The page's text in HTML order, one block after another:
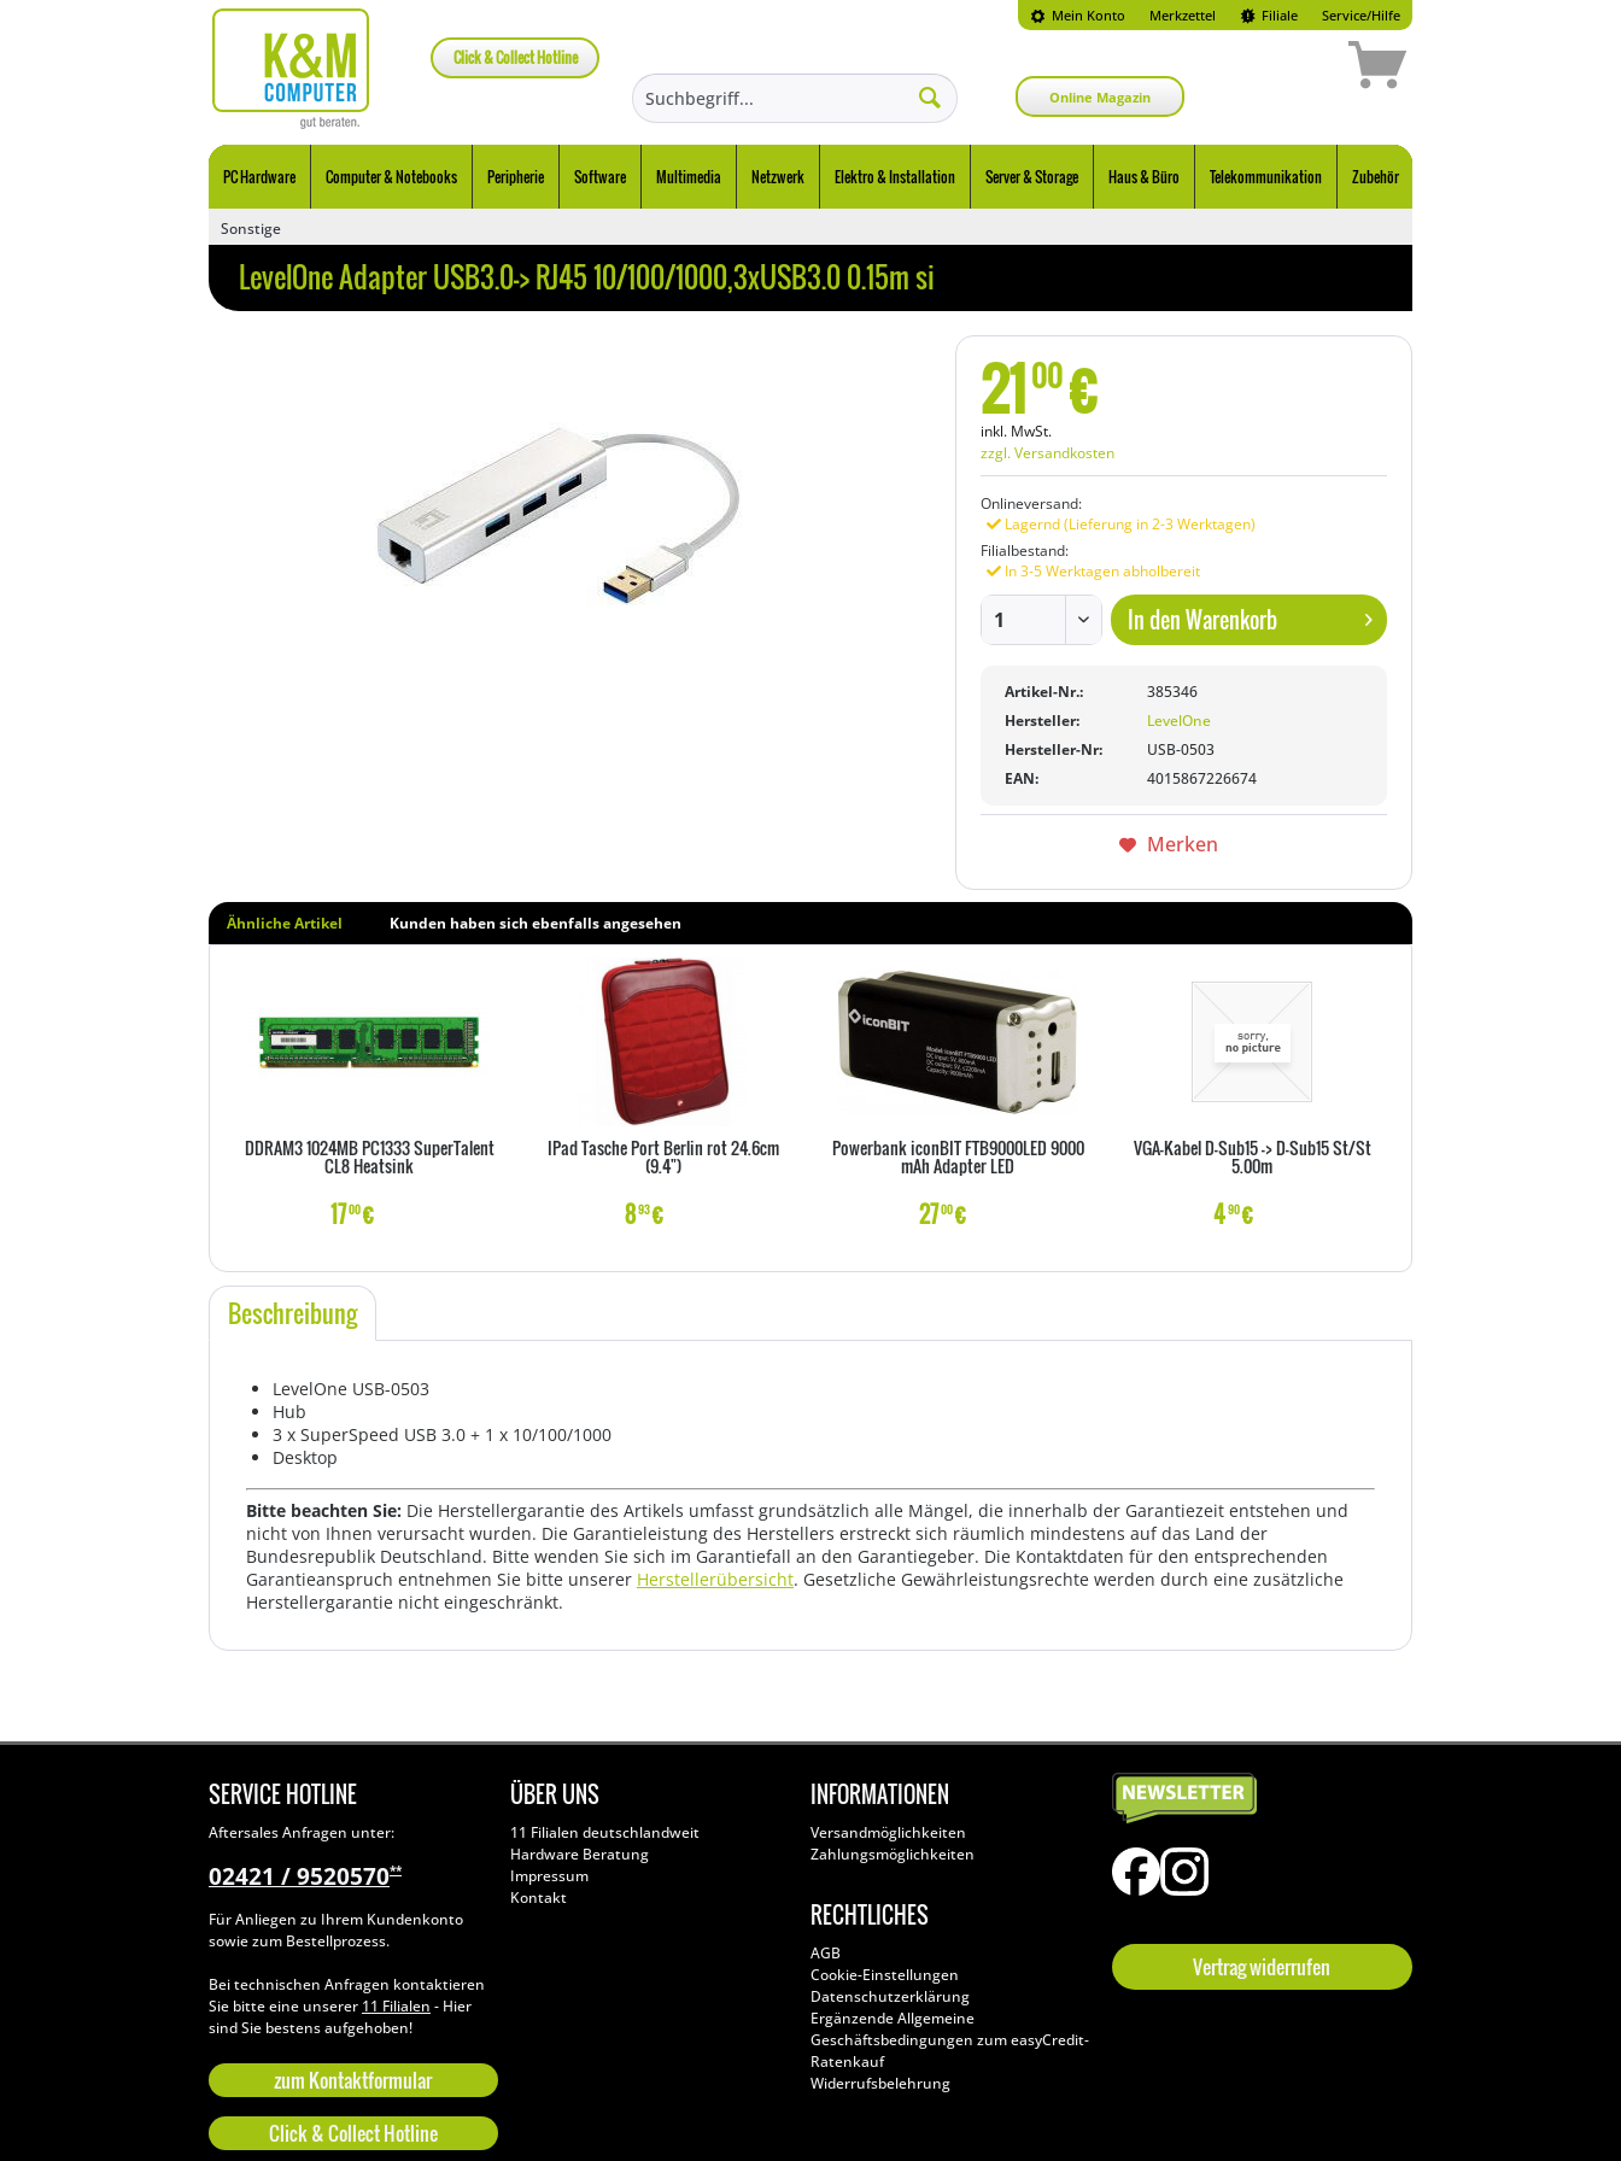
Mein Konto Merkzettel
Click & Collect Hotline
Filiale Service/Hilfe
Online Magazin
PC Hardware Computer & Notebooks Peripherie Software Multimedia Netzwerk Elektro & Installation Server & Storage Haus & Büro Telekommunikation Zubehör
Sonstige
LevelOne Adapter USB3.0-> RJ45 10/100/1000,3xUSB3.0 0.15m si
2100€
inkl. MwSt.
zzgl. Versandkosten
Onlineversand:
Lagernd (Lieferung in 2-3 Werktagen)
Filialbestand:
In 3-5 Werktagen abholbereit
In denWarenkorb
Artikel-Nr.:
385346
Hersteller:
LevelOne
Hersteller-Nr:
USB-0503
EAN:
4015867226674
Merken
Ähnliche Artikel Kunden haben sich ebenfalls angesehen
DDRAM3 1024MB PC1333 SuperTalent
CL8 Heatsink
1700€
IPad Tasche Port Berlin rot 24.6cm
(9.4")
893€
Powerbank iconBIT FTB9000LED 9000
mAh Adapter LED
2700€
VGA-Kabel D-Sub15 -> D-Sub15 St/St
5.00m
490€
Beschreibung
LevelOne USB-0503
Hub
3 x SuperSpeed USB 3.0 + 1 x 10/100/1000
Desktop
Bitte beachten Sie: Die Herstellergarantie des Artikels umfasst grundsätzlich alle Mängel, die innerhalb der Garantiezeit entstehen und
nicht von Ihnen verursacht wurden. Die Garantieleistung des Herstellers erstreckt sich räumlich mindestens auf das Land der
Bundesrepublik Deutschland. Bitte wenden Sie sich im Garantiefall an den Garantiegeber. Die Kontaktdaten für den entsprechenden
Garantieanspruch entnehmen Sie bitte unserer Herstellerübersicht. Gesetzliche Gewährleistungsrechte werden durch eine zusätzliche
Herstellergarantie nicht eingeschränkt.
SERVICE HOTLINE
Aftersales Anfragen unter:
02421 / 9520570**
Für Anliegen zu Ihrem Kundenkonto
sowie zum Bestellprozess.
Bei technischen Anfragen kontaktieren
Sie bitte eine unserer 11 Filialen - Hier
sind Sie bestens aufgehoben!
zum Kontaktformular
Click & Collect Hotline
ÜBER UNS
11 Filialen deutschlandweit
Hardware Beratung
Impressum
Kontakt
INFORMATIONEN
Versandmöglichkeiten
Zahlungsmöglichkeiten
RECHTLICHES
AGB
Cookie-Einstellungen
Datenschutzerklärung
Ergänzende Allgemeine
Geschäftsbedingungen zum easyCredit-
Ratenkauf
Widerrufsbelehrung
Vertrag widerrufen